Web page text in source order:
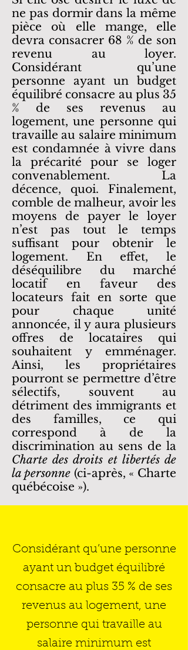
ne pas dormir dans la même
pièce où elle mange, elle
devra consacrer 68 % de son
revenu au loyer.
Considérant qu’une
personne ayant un budget
équilibré consacre au plus 35
% de ses revenus au
logement, une personne qui
travaille au salaire minimum
est condamnée à vivre dans
la précarité pour se loger
convenablement. La
décence, quoi. Finalement,
comble de malheur, avoir les
moyens de payer le loyer
n’est pas tout le temps
suffisant pour obtenir le
logement. En effet, le
déséquilibre du marché
locatif en faveur des
locateurs fait en sorte que
pour chaque unité
annoncée, il y aura plusieurs
offres de locataires qui
souhaitent y emménager.
Ainsi, les propriétaires
pourront se permettre d’être
sélectifs, souvent au
détriment des immigrants et
des familles, ce qui
correspond à de la
discrimination au sens de la
Charte des droits et libertés de
la personne(ci-après, « Charte
québécoise »).
Considérant qu’une personne
ayant un budget équilibré
consacre au plus 35 % de ses
revenus au logement, une
personne qui travaille au
salaire minimum est